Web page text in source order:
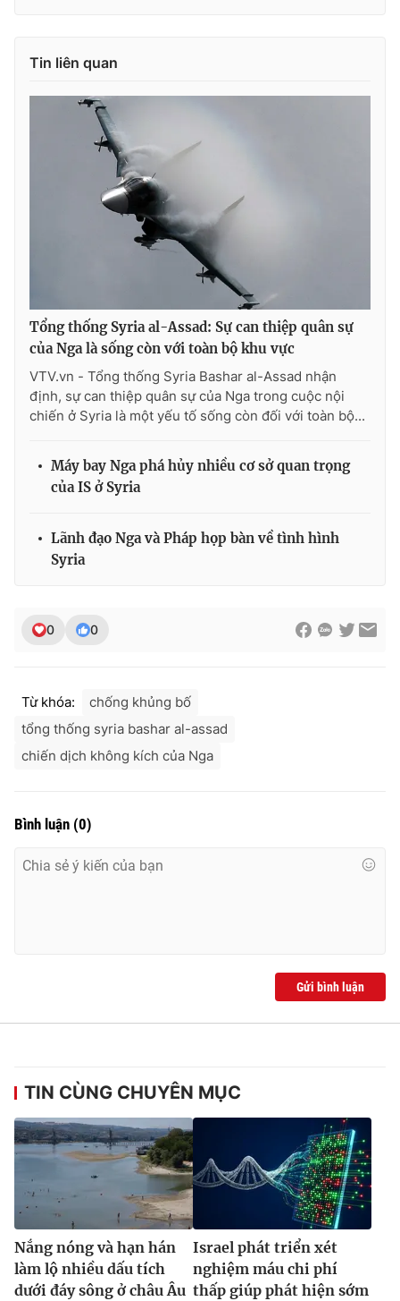
Liên hệ quảng cáo:
® Cấm sao chép dưới mọi hình thức nếu không có sự chấp
thuận bằng văn bản. Ghi rõ nguồn VTV.vn khi phát hành lại
thông tin từ website này.
Tin liên quan
Tổng thống Syria al-Assad: Sự can thiệp quân sự
của Nga là sống còn với toàn bộ khu vực
VTV.vn - Tổng thống Syria Bashar al-Assad nhận
định, sự can thiệp quân sự của Nga trong cuộc nội
chiến ở Syria là một yếu tố sống còn đối với toàn bộ...
Máy bay Nga phá hủy nhiều cơ sở quan trọng
của IS ở Syria
Lãnh đạo Nga và Pháp họp bàn về tình hình
Syria
0 0
Từ khóa:
chống khủng bố
tổng thống syria bashar al-assad
chiến dịch không kích của Nga
Bình luận (0)
Gửi bình luận
TIN CÙNG CHUYÊN MỤC
Nắng nóng và hạn hán
làm lộ nhiều dấu tích
dưới đáy sông ở châu Âu
Israel phát triển xét
nghiệm máu chi phí
thấp giúp phát hiện sớm